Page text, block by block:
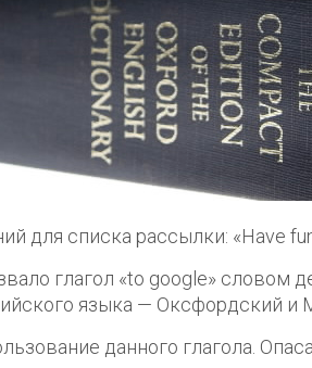
для списка рассылки: «Have
глагол «to google» словом
языка — Оксфордский и
данного глагола.